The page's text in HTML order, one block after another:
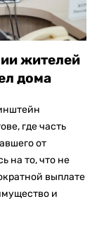
жителей
дома
где часть
от
на то, что не
выплате
и